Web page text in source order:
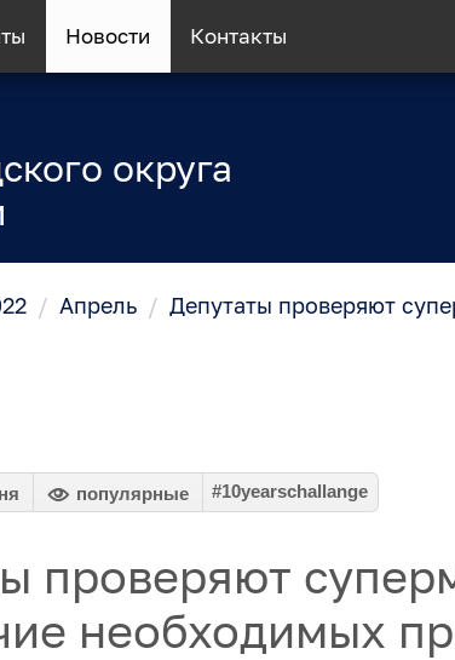
Новости Контакты
округа
/ Апрель / Депутаты проверяют
популярные #10yearschallange
проверяют
необходимых